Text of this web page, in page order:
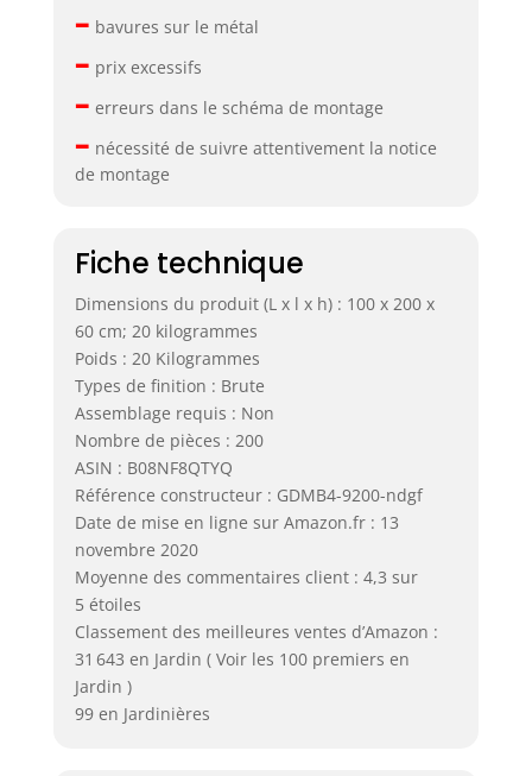
– bavures sur le métal
– prix excessifs
– erreurs dans le schéma de montage
– nécessité de suivre attentivement la notice
de montage
Fiche technique
Dimensions du produit (L x l x h) : 100 x 200 x
60 cm; 20 kilogrammes
Poids : 20 Kilogrammes
Types de finition : Brute
Assemblage requis : Non
Nombre de pièces : 200
ASIN : B08NF8QTYQ
Référence constructeur : GDMB4-9200-ndgf
Date de mise en ligne sur Amazon.fr : 13
novembre 2020
Moyenne des commentaires client : 4,3 sur
5 étoiles
Classement des meilleures ventes d’Amazon :
31 643 en Jardin ( Voir les 100 premiers en
Jardin )
99 en Jardinières